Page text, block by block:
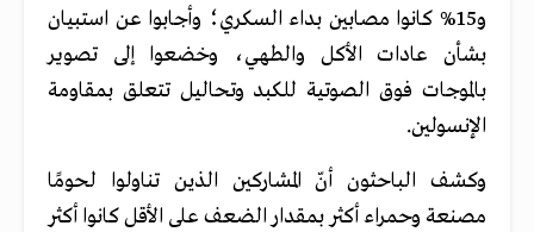
و15% كانوا مصابين بداء السكري؛ وأجابوا عن استبيان
بشأن عادات الأكل والطهي، وخضعوا إلى تصوير
بالموجات فوق الصوتية للكبد وتحاليل تتعلق بمقاومة
الإنسولين.
وكشف الباحثون أنّ المشاركين الذين تناولوا لحومًا
مصنعة وحمراء أكثر بمقدار الضعف على الأقل كانوا أكثر